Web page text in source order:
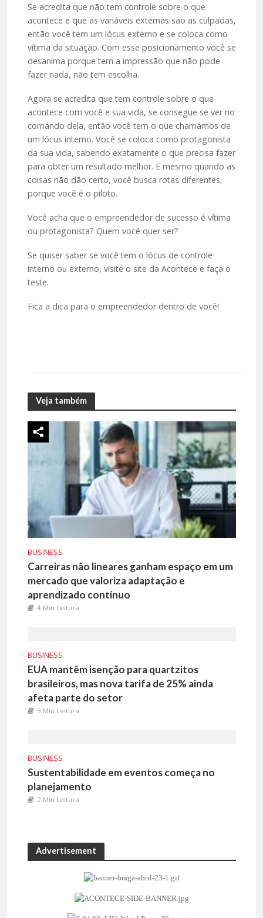
Se acredita que não tem controle sobre o que
acontece e que as variáveis externas são as culpadas,
então você tem um lócus externo e se coloca como
vítima da situação. Com esse posicionamento você se
desanima porque tem a impressão que não pode
fazer nada, não tem escolha.
Agora se acredita que tem controle sobre o que
acontece com você e sua vida, se consegue se ver no
comando dela, então você tem o que chamamos de
um lócus interno. Você se coloca como protagonista
da sua vida, sabendo exatamente o que precisa fazer
para obter um resultado melhor. E mesmo quando as
coisas não dão certo, você busca rotas diferentes,
porque você é o piloto.
Você acha que o empreendedor de sucesso é vítima
ou protagonista? Quem você quer ser?
Se quiser saber se você tem o lócus de controle
interno ou externo, visite o site da Acontece e faça o
teste.
Fica a dica para o empreendedor dentro de você!
Veja também
BUSINESS
Carreiras não lineares ganham espaço em um
mercado que valoriza adaptação e
aprendizado contínuo
4 Min Leitura
BUSINESS
EUA mantêm isenção para quartzitos
brasileiros, mas nova tarifa de 25% ainda
afeta parte do setor
3 Min Leitura
BUSINESS
Sustentabilidade em eventos começa no
planejamento
2 Min Leitura
Advertisement